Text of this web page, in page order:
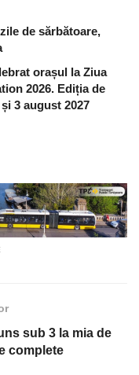
de sărbătoare,
orașul la Ziua
2026. Ediția de
3 august 2027
sub 3 la mia de
complete